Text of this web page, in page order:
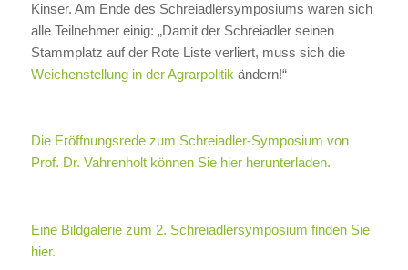
Kinser. Am Ende des Schreiadlersymposiums waren sich
alle Teilnehmer einig: „Damit der Schreiadler seinen
Stammplatz auf der Rote Liste verliert, muss sich die
Weichenstellung in der Agrarpolitik ändern!“
Die Eröffnungsrede zum Schreiadler-Symposium von
Prof. Dr. Vahrenholt können Sie hier herunterladen.
Eine Bildgalerie zum 2. Schreiadlersymposium finden Sie
hier.